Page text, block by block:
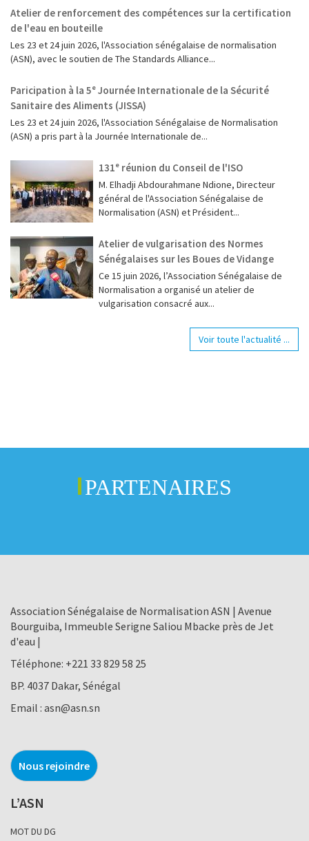
Atelier de renforcement des compétences sur la certification
de l'eau en bouteille
Les 23 et 24 juin 2026, l'Association sénégalaise de normalisation
(ASN), avec le soutien de The Standards Alliance...
Paricipation à la 5ᵉ Journée Internationale de la Sécurité
Sanitaire des Aliments (JISSA)
‎Les 23 et 24 juin 2026, l'Association Sénégalaise de Normalisation
(ASN) a pris part à la Journée Internationale de...
131ᵉ réunion du Conseil de l'ISO
M. Elhadji Abdourahmane Ndione, Directeur
général de l'Association Sénégalaise de
Normalisation (ASN) et Président...
Atelier de vulgarisation des Normes
Sénégalaises sur les Boues de Vidange
Ce 15 juin 2026, l’Association Sénégalaise de
Normalisation a organisé un atelier de
vulgarisation consacré aux...
Voir toute l'actualité ...
PARTENAIRES
Association Sénégalaise de Normalisation ASN | Avenue
Bourguiba, Immeuble Serigne Saliou Mbacke près de Jet
d'eau |
Téléphone: +221 33 829 58 25
BP. 4037 Dakar, Sénégal
Email : asn@asn.sn
Nous rejoindre
L’ASN
MOT DU DG